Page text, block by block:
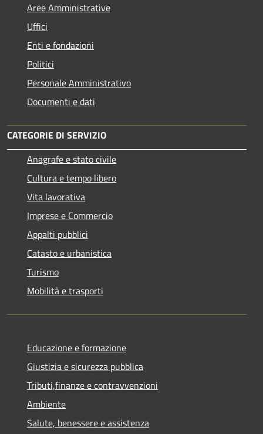
Aree Amministrative
Uffici
Enti e fondazioni
Politici
Personale Amministrativo
Documenti e dati
CATEGORIE DI SERVIZIO
Anagrafe e stato civile
Cultura e tempo libero
Vita lavorativa
Imprese e Commercio
Appalti pubblici
Catasto e urbanistica
Turismo
Mobilità e trasporti
Educazione e formazione
Giustizia e sicurezza pubblica
Tributi,finanze e contravvenzioni
Ambiente
Salute, benessere e assistenza